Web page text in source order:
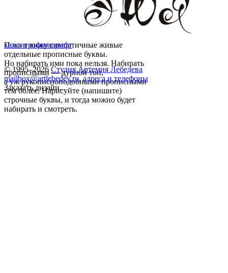
Пока я вижу симпатичные живые
отдельные прописные буквы.
Но набирать ими пока нельзя. Набирать
прописными — дурной тон,
а уж рукописноподобными прописными
тем более. Нарисуйте (напишите)
строчные буквы, и тогда можно будет
набирать и смотреть.
каллиграфияшрифт
© 1995–2026 Студия Артемия Лебедева
mailbox@artlebedev.ru, адреса и телефоны
Заказать дизайн...